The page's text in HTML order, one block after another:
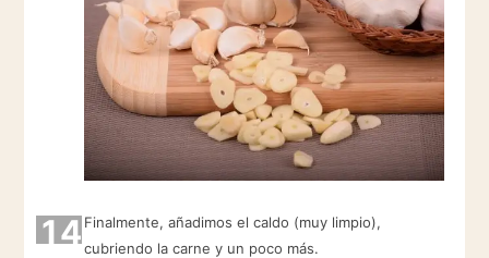
14 Finalmente, añadimos el caldo (muy limpio),
cubriendo la carne y un poco más.